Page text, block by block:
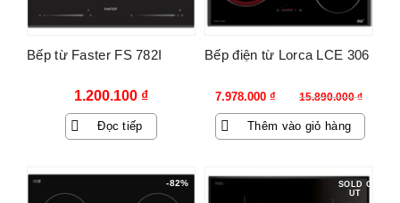
Bếp từ Faster FS 782I
1.200.100 ₫
Đọc tiếp
Bếp điện từ Lorca LCE 306
15.890.000₫
Giá
gốc
là:
7.978.000 ₫
Giá
hiện
tại
Thêm vào giỏ hàng
-82%
SOLD O
UT